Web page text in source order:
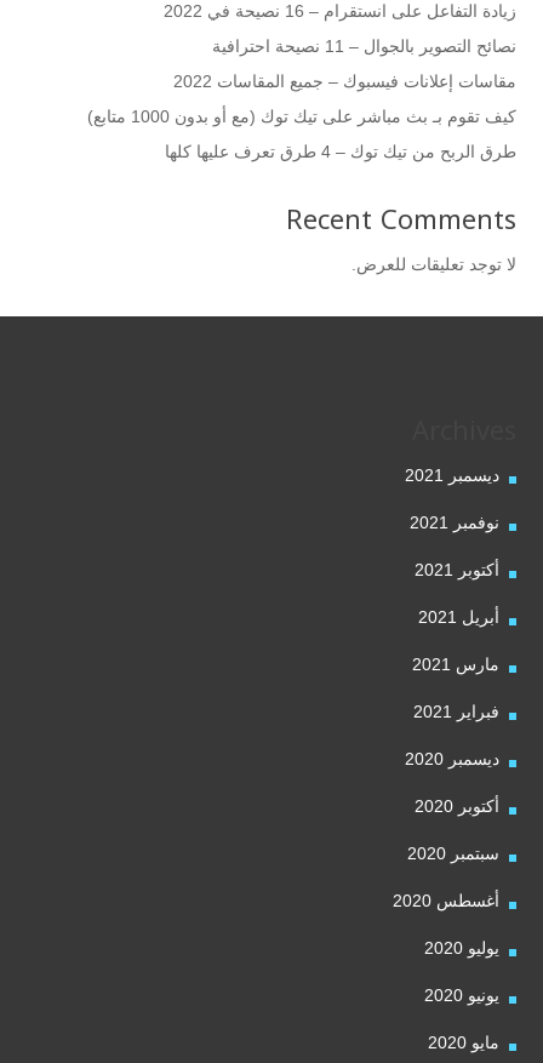
زيادة التفاعل على انستقرام – 16 نصيحة في 2022
نصائح التصوير بالجوال – 11 نصيحة احترافية
مقاسات إعلانات فيسبوك – جميع المقاسات 2022
كيف تقوم بـ بث مباشر على تيك توك (مع أو بدون 1000 متابع)
طرق الربح من تيك توك – 4 طرق تعرف عليها كلها
Recent Comments
لا توجد تعليقات للعرض.
ديسمبر 2021
نوفمبر 2021
أكتوبر 2021
أبريل 2021
مارس 2021
فبراير 2021
ديسمبر 2020
أكتوبر 2020
سبتمبر 2020
أغسطس 2020
يوليو 2020
يونيو 2020
مايو 2020